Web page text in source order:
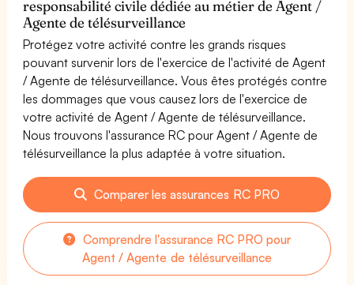
responsabilité civile dédiée au métier de Agent /
Agente de télésurveillance
Protégez votre activité contre les grands risques
pouvant survenir lors de l'exercice de l'activité de Agent
/ Agente de télésurveillance. Vous êtes protégés contre
les dommages que vous causez lors de l'exercice de
votre activité de Agent / Agente de télésurveillance.
Nous trouvons l'assurance RC pour Agent / Agente de
télésurveillance la plus adaptée à votre situation.
Comparer les assurances RC PRO
Comprendre l'assurance RC PRO pour
Agent / Agente de télésurveillance